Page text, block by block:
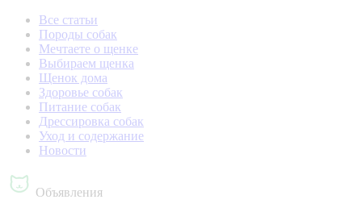
Все статьи
Породы собак
Мечтаете о щенке
Выбираем щенка
Щенок дома
Здоровье собак
Питание собак
Дрессировка собак
Уход и содержание
Новости
Объявления